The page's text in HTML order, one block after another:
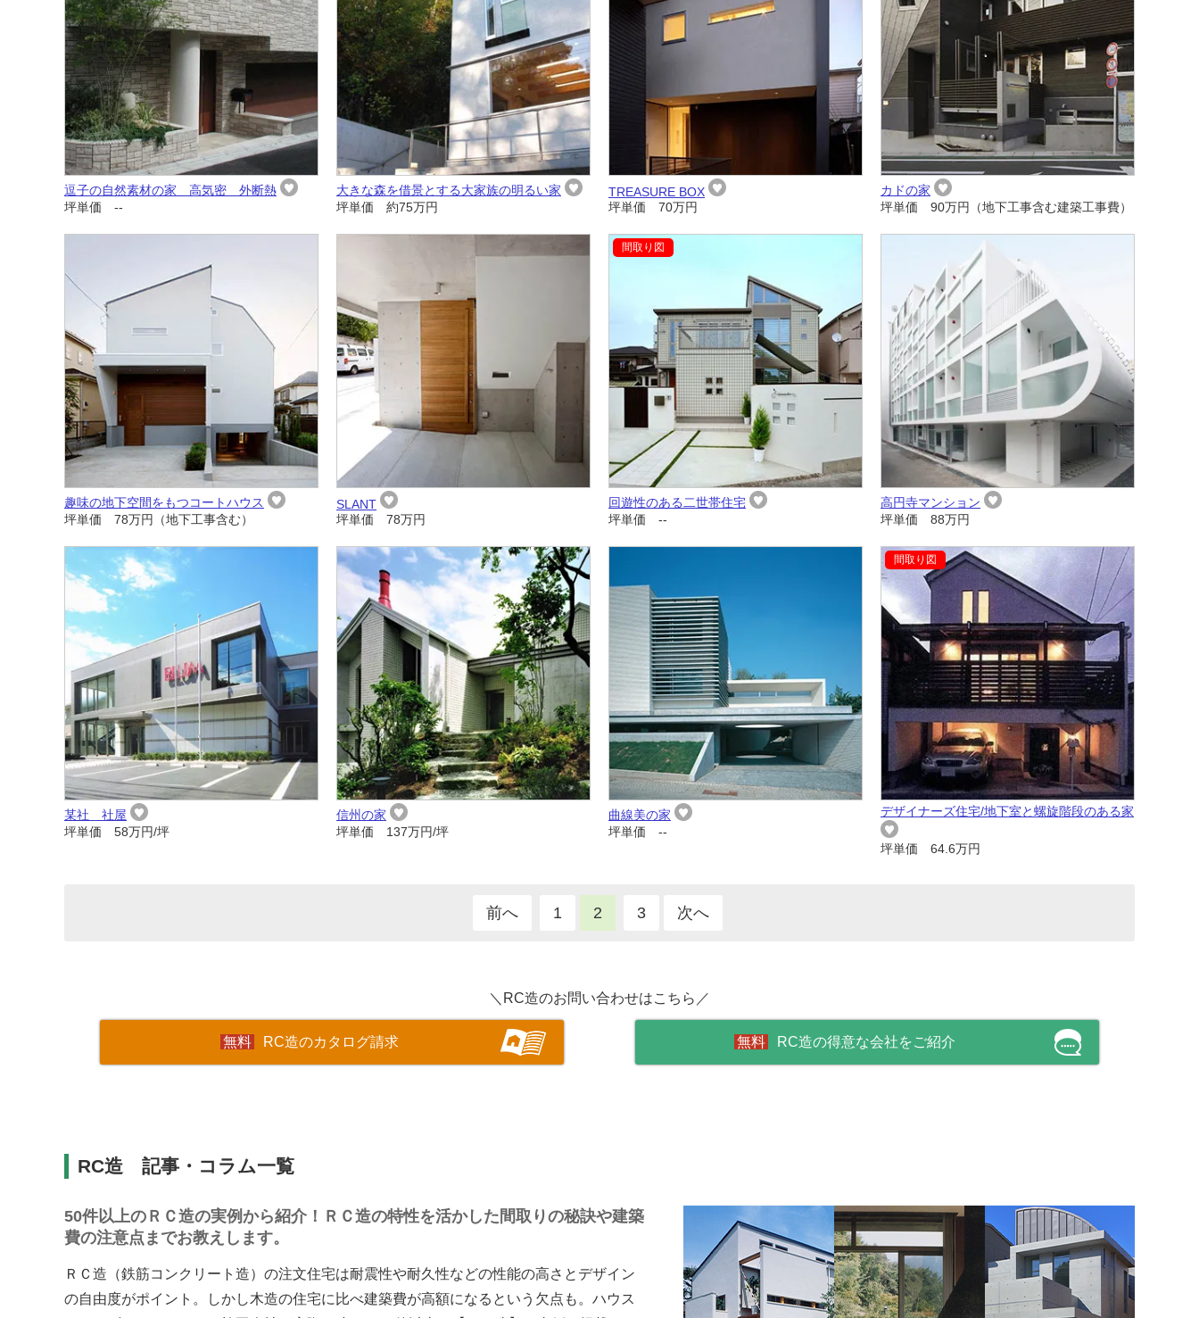
逗子の自然素材の家 高気密 外断熱
坪単価 --
大きな森を借景とする大家族の明るい家
坪単価 約75万円
TREASURE BOX
坪単価 70万円
カドの家
坪単価 90万円（地下工事含む建築工事費）
趣味の地下空間をもつコートハウス
坪単価 78万円（地下工事含む）
SLANT
坪単価 78万円
回遊性のある二世帯住宅
坪単価 --
高円寺マンション
坪単価 88万円
某社 社屋
坪単価 58万円/坪
信州の家
坪単価 137万円/坪
曲線美の家
坪単価 --
デザイナーズ住宅/地下室と螺旋階段のある家
坪単価 64.6万円
前へ 1 2 3 次へ
＼RC造のお問い合わせはこちら／
RC造のカタログ請求 RC造の得意な会社をご紹介
RC造 記事・コラム一覧
50件以上のＲＣ造の実例から紹介！ＲＣ造の特性を活かした間取りの秘訣や建築
費の注意点までお教えします。
ＲＣ造（鉄筋コンクリート造）の注文住宅は耐震性や耐久性などの性能の高さとデザイン
の自由度がポイント。しかし木造の住宅に比べ建築費が高額になるという欠点も。ハウス